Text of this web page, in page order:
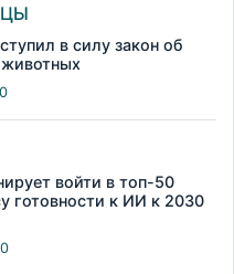
в силу закон об
0
войти в топ-50
готовности к ИИ к 2030
0